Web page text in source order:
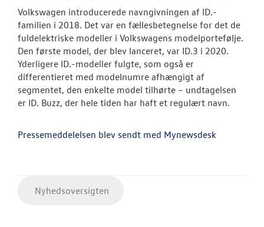
Volkswagen introducerede navngivningen af ID.-
familien i 2018. Det var en fællesbetegnelse for det de
fuldelektriske modeller i Volkswagens modelportefølje.
Den første model, der blev lanceret, var ID.3 i 2020.
Yderligere ID.-modeller fulgte, som også er
differentieret med modelnumre afhængigt af
segmentet, den enkelte model tilhørte – undtagelsen
er ID. Buzz, der hele tiden har haft et regulært navn.
Pressemeddelelsen blev sendt med Mynewsdesk
Nyhedsoversigten